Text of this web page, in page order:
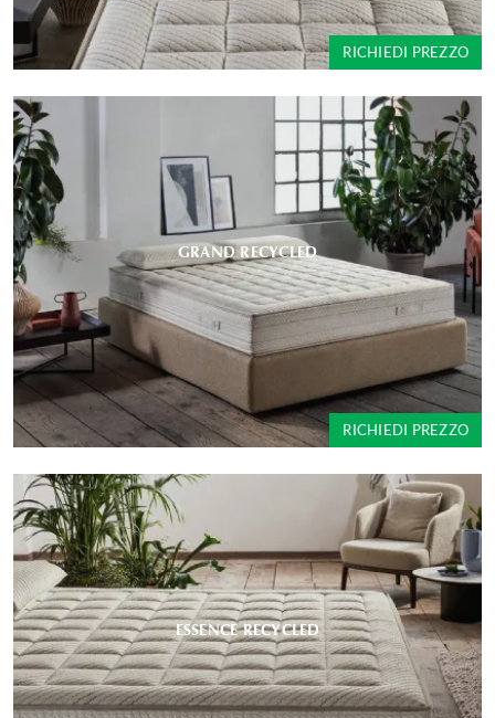
RICHIEDI PREZZO
GRAND RECYCLED
RICHIEDI PREZZO
ESSENCE RECYCLED